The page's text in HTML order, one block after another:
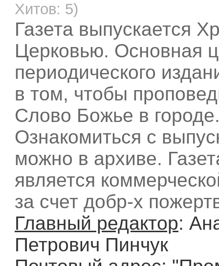
Хитов: 5)
Газета выпускается
Церковью. Основная
периодического
в том, чтобы
Слово Божье в
Ознакомиться с
можно в архиве.
является
за счет добр-х
Главный редактор:
Петрович Пинчук